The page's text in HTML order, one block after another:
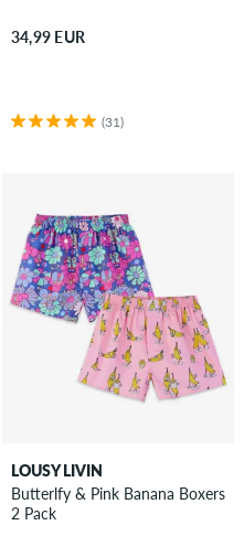
34,99 EUR
(31)
LOUSY LIVIN
Butterlfy & Pink Banana Boxers
2 Pack